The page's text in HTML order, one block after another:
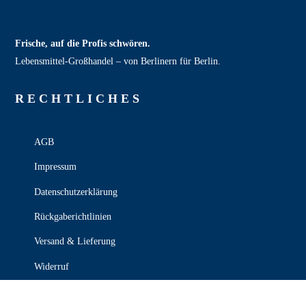
Frische, auf die Profis schwören.
Lebensmittel‑Großhandel – von Berlinern für Berlin.
RECHT­LICHES
AGB
Impressum
Datenschutzerklärung
Rückgaberichtlinien
Versand & Lieferung
Widerruf